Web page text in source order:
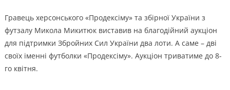
Гравець херсонського «Продексіму» та збірної України з
футзалу Микола Микитюк виставив на благодійний аукціон
для підтримки Збройних Сил України два лоти. А саме – дві
своїх іменні футболки «Продексіму». Аукціон триватиме до 8-
го квітня.